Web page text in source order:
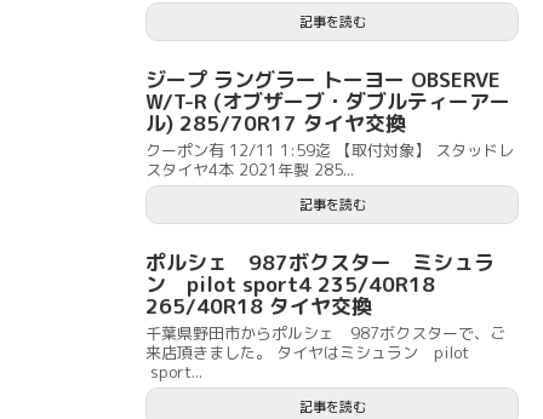
記事を読む
ジープ ラングラー トーヨー OBSERVE
W/T-R (オブザーブ・ダブルティーアー
ル) 285/70R17 タイヤ交換
クーポン有 12/11 1:59迄 【取付対象】 スタッドレ
スタイヤ4本 2021年製 285...
記事を読む
ポルシェ 987ボクスター ミシュラ
ン pilot sport4 235/40R18
265/40R18 タイヤ交換
千葉県野田市からポルシェ 987ボクスターで、ご
来店頂きました。 タイヤはミシュラン pilot
sport...
記事を読む